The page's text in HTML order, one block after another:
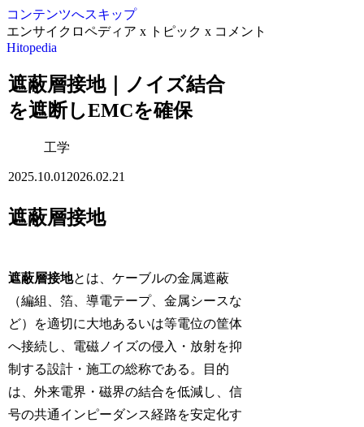
コンテンツへスキップ
エンサイクロペディア x トピック x コメント
Hitopedia
遮蔽層接地｜ノイズ結合
を遮断しEMCを確保
工学
2025.10.01 2026.02.21
遮蔽層接地
遮蔽層接地とは、ケーブルの金属遮蔽
（編組、箔、導電テープ、金属シースな
ど）を適切に大地あるいは等電位の筐体
へ接続し、電磁ノイズの侵入・放射を抑
制する設計・施工の総称である。目的
は、外来電界・磁界の結合を低減し、信
号の共通インピーダンス経路を安定化す